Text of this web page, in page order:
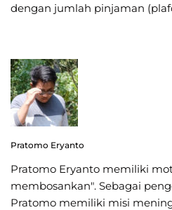
dengan jumlah pinjaman
Pratomo Eryanto
Pratomo Eryanto memiliki
membosankan". Sebagai
Pratomo memiliki misi